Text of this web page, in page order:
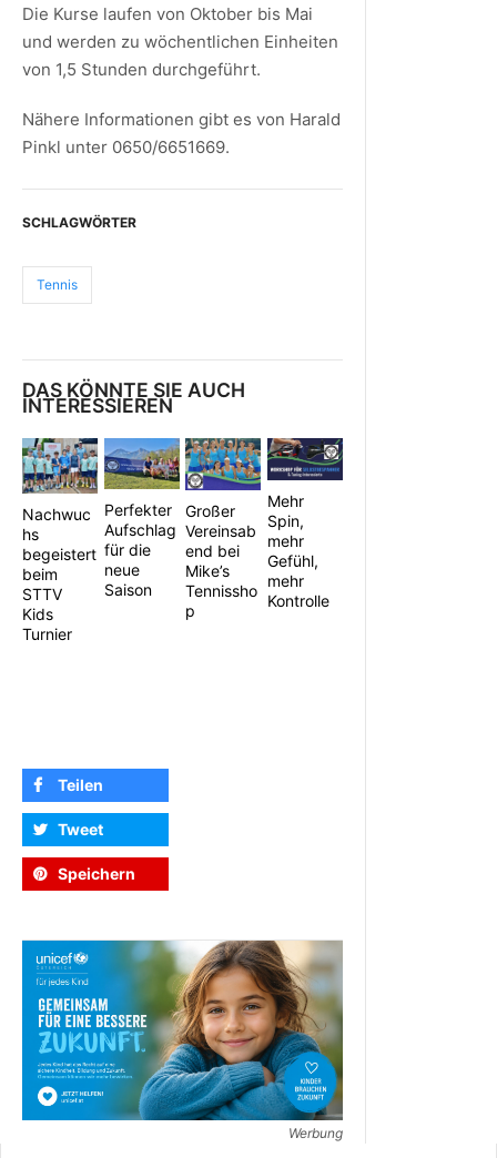
Die Kurse laufen von Oktober bis Mai
und werden zu wöchentlichen Einheiten
von 1,5 Stunden durchgeführt.
Nähere Informationen gibt es von Harald
Pinkl unter 0650/6651669.
SCHLAGWÖRTER
Tennis
DAS KÖNNTE SIE AUCH
INTERESSIEREN
Nachwuc
hs
begeistert
beim
STTV
Kids
Turnier
Perfekter
Aufschlag
für die
neue
Saison
Großer
Vereinsab
end bei
Mike’s
Tennissho
p
Mehr
Spin,
mehr
Gefühl,
mehr
Kontrolle
Teilen
Tweet
Speichern
Werbung